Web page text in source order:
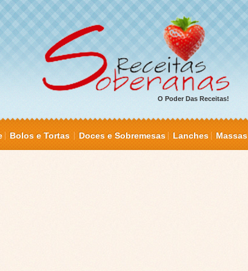
O Poder Das Receitas!
Bolos e Tortas Doces e Sobremesas Lanches Massas